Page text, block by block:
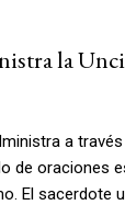
la
a
de oraciones
El sacerdote